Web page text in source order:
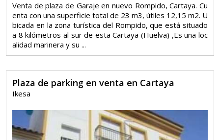
Venta de plaza de Garaje en nuevo Rompido, Cartaya. Cu
enta con una superficie total de 23 m3, útiles 12,15 m2. U
bicada en la zona turística del Rompido, que está situado
a 8 kilómetros al sur de esta Cartaya (Huelva) ,Es una loc
alidad marinera y su ...
Plaza de parking en venta en Cartaya
Ikesa